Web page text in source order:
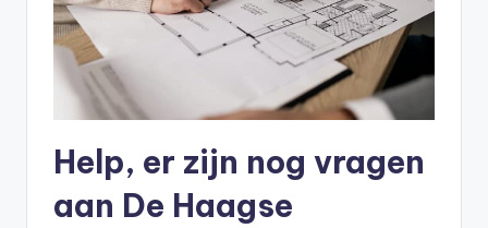
Help, er zijn nog vragen
aan De Haagse